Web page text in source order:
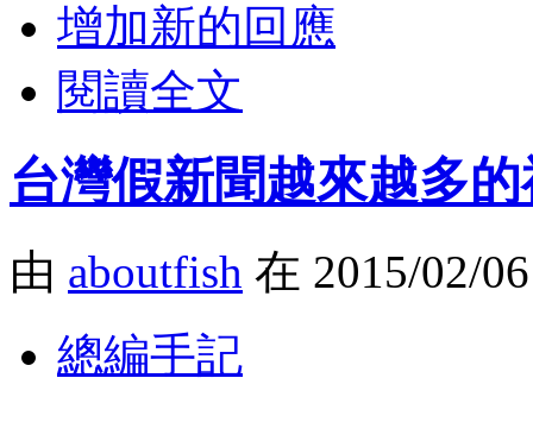
增加新的回應
閱讀全文
台灣假新聞越來越多
由 aboutfish 在 2015/02/
總編手記